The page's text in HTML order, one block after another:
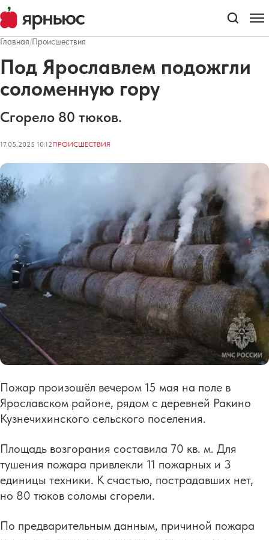
Главная/Происшествия
Под Ярославлем подожгли
соломенную гору
Сгорело 80 тюков.
17.05.2025 10:12ПРОИСШЕСТВИЯ
Пожар произошёл вечером 15 мая на поле в
Ярославском районе, рядом с деревней Ракино
Кузнечихинского сельского поселения.
Площадь возгорания составила 70 кв. м. Для
тушения пожара привлекли 11 пожарных и 3
единицы техники. К счастью, пострадавших нет,
но 80 тюков соломы сгорели.
По предварительным данным, причиной пожара